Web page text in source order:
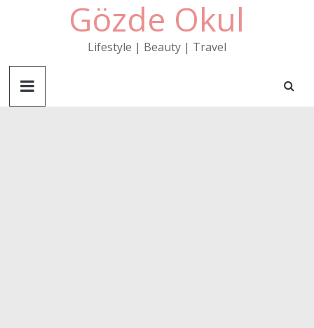
Gözde Okul
Lifestyle | Beauty | Travel